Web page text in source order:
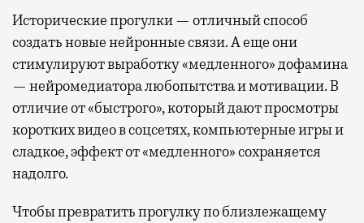
Исторические прогулки — отличный способ
создать новые нейронные связи. А еще они
стимулируют выработку «медленного» дофамина
— нейромедиатора любопытства и мотивации. В
отличие от «быстрого», который дают просмотры
коротких видео в соцсетях, компьютерные игры и
сладкое, эффект от «медленного» сохраняется
надолго.
Чтобы превратить прогулку по близлежащему